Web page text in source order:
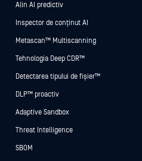
Alin AI predictiv
Inspector de conținut AI
Metascan™ Multiscanning
Tehnologia Deep CDR™
Detectarea tipului de fișier™
DLP™ proactiv
Adaptive Sandbox
Threat Intelligence
SBOM